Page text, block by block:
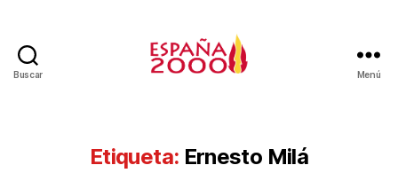
Buscar Menú
Etiqueta: Ernesto Milá